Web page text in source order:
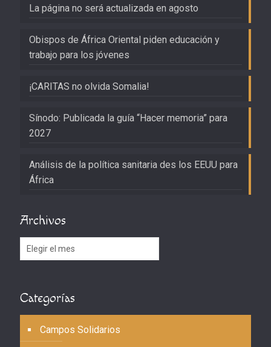
La página no será actualizada en agosto
Obispos de África Oriental piden educación y
trabajo para los jóvenes
¡CARITAS no olvida Somalia!
Sínodo: Publicada la guía “Hacer memoria” para
2027
Análisis de la política sanitaria des los EEUU para
África
Archivos
Archivos
Categorías
Campos Solidarios